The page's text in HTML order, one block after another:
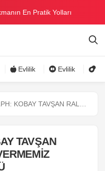
En Pratik Yolları
tatilde
Evlilik Evlilik
TAVŞAN